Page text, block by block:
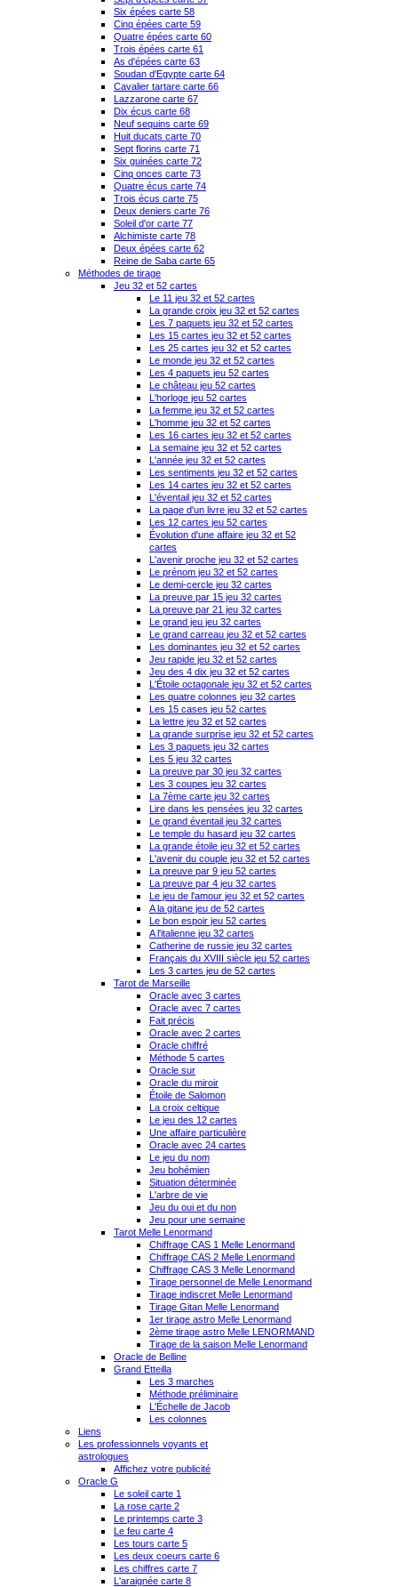
Six épées carte 58
Cinq épées carte 59
Quatre épées carte 60
Trois épées carte 61
As d'épées carte 63
Soudan d'Egypte carte 64
Cavalier tartare carte 66
Lazzarone carte 67
Dix écus carte 68
Neuf sequins carte 69
Huit ducats carte 70
Sept florins carte 71
Six guinées carte 72
Cinq onces carte 73
Quatre écus carte 74
Trois écus carte 75
Deux deniers carte 76
Soleil d'or carte 77
Alchimiste carte 78
Deux épées carte 62
Reine de Saba carte 65
Méthodes de tirage
Jeu 32 et 52 cartes
Le 11 jeu 32 et 52 cartes
La grande croix jeu 32 et 52 cartes
Les 7 paquets jeu 32 et 52 cartes
Les 15 cartes jeu 32 et 52 cartes
Les 25 cartes jeu 32 et 52 cartes
Le monde jeu 32 et 52 cartes
Les 4 paquets jeu 52 cartes
Le château jeu 52 cartes
L'horloge jeu 52 cartes
La femme jeu 32 et 52 cartes
L'homme jeu 32 et 52 cartes
Les 16 cartes jeu 32 et 52 cartes
La semaine jeu 32 et 52 cartes
L'année jeu 32 et 52 cartes
Les sentiments jeu 32 et 52 cartes
Les 14 cartes jeu 32 et 52 cartes
L'éventail jeu 32 et 52 cartes
La page d'un livre jeu 32 et 52 cartes
Les 12 cartes jeu 52 cartes
Évolution d'une affaire jeu 32 et 52
cartes
L'avenir proche jeu 32 et 52 cartes
Le prénom jeu 32 et 52 cartes
Le demi-cercle jeu 32 cartes
La preuve par 15 jeu 32 cartes
La preuve par 21 jeu 32 cartes
Le grand jeu jeu 32 cartes
Le grand carreau jeu 32 et 52 cartes
Les dominantes jeu 32 et 52 cartes
Jeu rapide jeu 32 et 52 cartes
Jeu des 4 dix jeu 32 et 52 cartes
L'Étoile octagonale jeu 32 et 52 cartes
Les quatre colonnes jeu 32 cartes
Les 15 cases jeu 52 cartes
La lettre jeu 32 et 52 cartes
La grande surprise jeu 32 et 52 cartes
Les 3 paquets jeu 32 cartes
Les 5 jeu 32 cartes
La preuve par 30 jeu 32 cartes
Les 3 coupes jeu 32 cartes
La 7ème carte jeu 32 cartes
Lire dans les pensées jeu 32 cartes
Le grand éventail jeu 32 cartes
Le temple du hasard jeu 32 cartes
La grande étoile jeu 32 et 52 cartes
L'avenir du couple jeu 32 et 52 cartes
La preuve par 9 jeu 52 cartes
La preuve par 4 jeu 32 cartes
Le jeu de l'amour jeu 32 et 52 cartes
A la gitane jeu de 52 cartes
Le bon espoir jeu 52 cartes
A l'italienne jeu 32 cartes
Catherine de russie jeu 32 cartes
Français du XVIII siècle jeu 52 cartes
Les 3 cartes jeu de 52 cartes
Tarot de Marseille
Oracle avec 3 cartes
Oracle avec 7 cartes
Fait précis
Oracle avec 2 cartes
Oracle chiffré
Méthode 5 cartes
Oracle sur
Oracle du miroir
Étoile de Salomon
La croix celtique
Le jeu des 12 cartes
Une affaire particulière
Oracle avec 24 cartes
Le jeu du nom
Jeu bohémien
Situation déterminée
L'arbre de vie
Jeu du oui et du non
Jeu pour une semaine
Tarot Melle Lenormand
Chiffrage CAS 1 Melle Lenormand
Chiffrage CAS 2 Melle Lenormand
Chiffrage CAS 3 Melle Lenormand
Tirage personnel de Melle Lenormand
Tirage indiscret Melle Lenormand
Tirage Gitan Melle Lenormand
1er tirage astro Melle Lenormand
2ème tirage astro Melle LENORMAND
Tirage de la saison Melle Lenormand
Oracle de Belline
Grand Etteilla
Les 3 marches
Méthode préliminaire
L'Échelle de Jacob
Les colonnes
Liens
Les professionnels voyants et
astrologues
Affichez votre publicité
Oracle G
Le soleil carte 1
La rose carte 2
Le printemps carte 3
Le feu carte 4
Les tours carte 5
Les deux coeurs carte 6
Les chiffres carte 7
L'araignée carte 8